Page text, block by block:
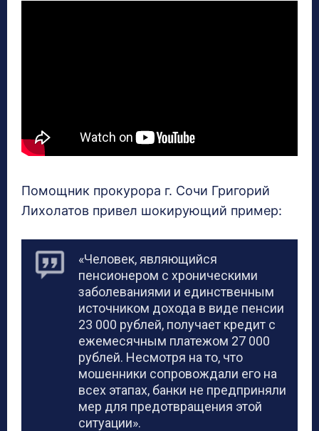
Помощник прокурора г. Сочи Григорий
Лихолатов привел шокирующий пример:
«Человек, являющийся
пенсионером с хроническими
заболеваниями и единственным
источником дохода в виде пенсии
23 000 рублей, получает кредит с
ежемесячным платежом 27 000
рублей. Несмотря на то, что
мошенники сопровождали его на
всех этапах, банки не предприняли
мер для предотвращения этой
ситуации».